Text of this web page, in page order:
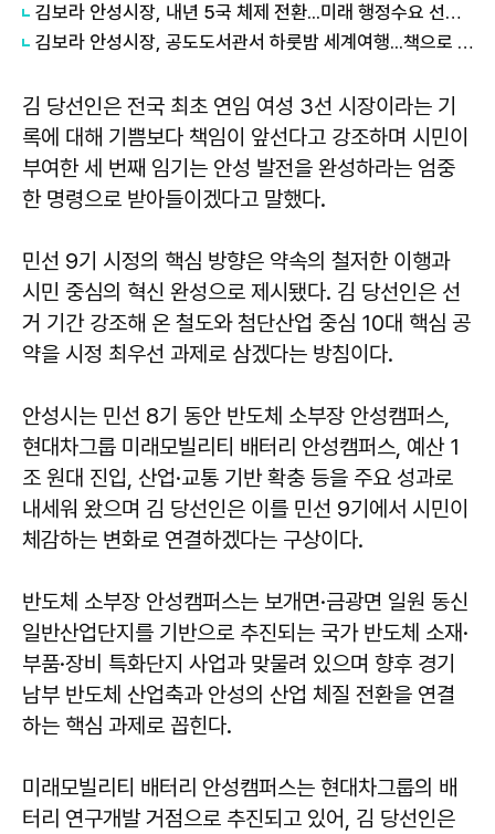
김보라 안성시장, 내년 5국 체제 전환...미래 행정수요 선제 대응
김보라 안성시장, 공도도서관서 하룻밤 세계여행...책으로 채운 여름밤
김 당선인은 전국 최초 연임 여성 3선 시장이라는 기
록에 대해 기쁨보다 책임이 앞선다고 강조하며 시민이
부여한 세 번째 임기는 안성 발전을 완성하라는 엄중
한 명령으로 받아들이겠다고 말했다.
민선 9기 시정의 핵심 방향은 약속의 철저한 이행과
시민 중심의 혁신 완성으로 제시됐다. 김 당선인은 선
거 기간 강조해 온 철도와 첨단산업 중심 10대 핵심 공
약을 시정 최우선 과제로 삼겠다는 방침이다.
안성시는 민선 8기 동안 반도체 소부장 안성캠퍼스,
현대차그룹 미래모빌리티 배터리 안성캠퍼스, 예산 1
조 원대 진입, 산업·교통 기반 확충 등을 주요 성과로
내세워 왔으며 김 당선인은 이를 민선 9기에서 시민이
체감하는 변화로 연결하겠다는 구상이다.
반도체 소부장 안성캠퍼스는 보개면·금광면 일원 동신
일반산업단지를 기반으로 추진되는 국가 반도체 소재·
부품·장비 특화단지 사업과 맞물려 있으며 향후 경기
남부 반도체 산업축과 안성의 산업 체질 전환을 연결
하는 핵심 과제로 꼽힌다.
미래모빌리티 배터리 안성캠퍼스는 현대차그룹의 배
터리 연구개발 거점으로 추진되고 있어, 김 당선인은